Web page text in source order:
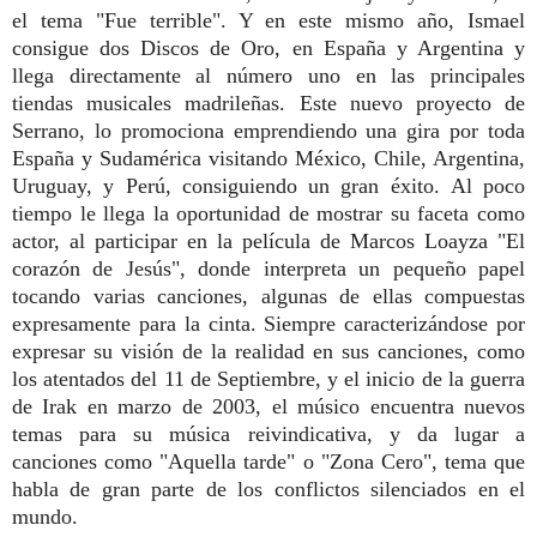
el tema "Fue terrible". Y en este mismo año, Ismael
consigue dos Discos de Oro, en España y Argentina y
llega directamente al número uno en las principales
tiendas musicales madrileñas. Este nuevo proyecto de
Serrano, lo promociona emprendiendo una gira por toda
España y Sudamérica visitando México, Chile, Argentina,
Uruguay, y Perú, consiguiendo un gran éxito. Al poco
tiempo le llega la oportunidad de mostrar su faceta como
actor, al participar en la película de Marcos Loayza "El
corazón de Jesús", donde interpreta un pequeño papel
tocando varias canciones, algunas de ellas compuestas
expresamente para la cinta. Siempre caracterizándose por
expresar su visión de la realidad en sus canciones, como
los atentados del 11 de Septiembre, y el inicio de la guerra
de Irak en marzo de 2003, el músico encuentra nuevos
temas para su música reivindicativa, y da lugar a
canciones como "Aquella tarde" o "Zona Cero", tema que
habla de gran parte de los conflictos silenciados en el
mundo.